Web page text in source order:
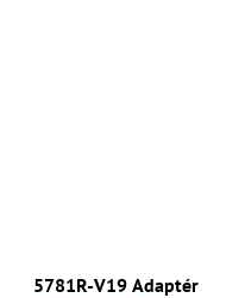
5781R-V19 Adaptér